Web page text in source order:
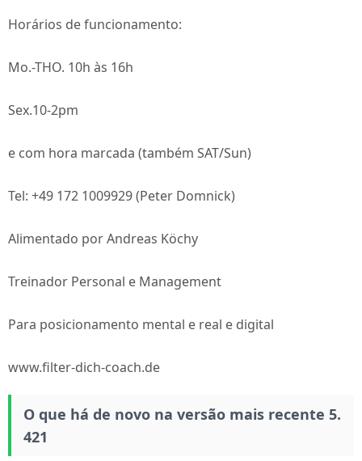
Horários de funcionamento:
Mo.-THO. 10h às 16h
Sex.10-2pm
e com hora marcada (também SAT/Sun)
Tel: +49 172 1009929 (Peter Domnick)
Alimentado por Andreas Köchy
Treinador Personal e Management
Para posicionamento mental e real e digital
www.filter-dich-coach.de
O que há de novo na versão mais recente 5.
421